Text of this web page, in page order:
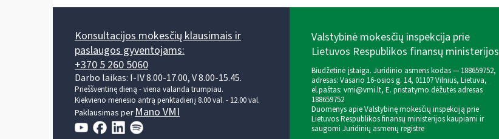
Konsultacijos mokesčių klausimais ir
paslaugos gyventojams:
+370 5 260 5060
Darbo laikas: I-IV 8.00-17.00, V 8.00-15.45.
Prieššventinę dieną - viena valanda trumpiau.
Kiekvieno mėnesio antrą penktadienį 8.00 val. - 12.00 val.
Paklausimas perMano VMI
Valstybinė mokesčių inspekcija prie
Lietuvos Respublikos finansų ministerijos
Biudžetinė įstaiga. Juridinio asmens kodas — 188659752,
adresas: Vasario 16-osios g. 14, 01107 Vilnius, Lietuva,
el.paštas: vmi@vmi.lt, E. pristatymo dėžutės adresas
188659752
Duomenys apie Valstybinę mokesčių inspekciją prie
Lietuvos Respublikos finansų ministerijos kaupiami ir
saugomi Juridinių asmenų registre